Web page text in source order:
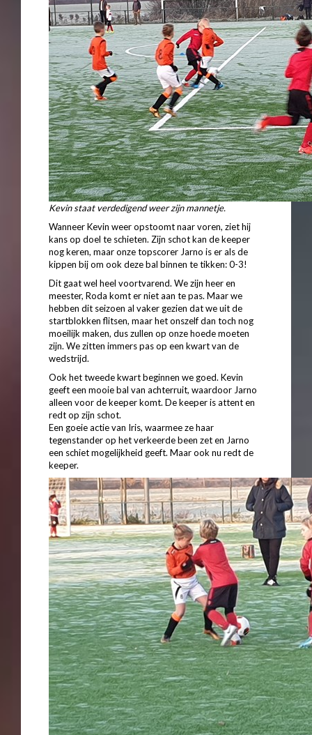
Kevin staat verdedigend weer zijn mannetje.
Wanneer Kevin weer opstoomt naar voren, ziet hij
kans op doel te schieten. Zijn schot kan de keeper
nog keren, maar onze topscorer Jarno is er als de
kippen bij om ook deze bal binnen te tikken: 0-3!
Dit gaat wel heel voortvarend. We zijn heer en
meester, Roda komt er niet aan te pas. Maar we
hebben dit seizoen al vaker gezien dat we uit de
startblokken flitsen, maar het onszelf dan toch nog
moeilijk maken, dus zullen op onze hoede moeten
zijn. We zitten immers pas op een kwart van de
wedstrijd.
Ook het tweede kwart beginnen we goed. Kevin
geeft een mooie bal van achterruit, waardoor Jarno
alleen voor de keeper komt. De keeper is attent en
redt op zijn schot.
Een goeie actie van Iris, waarmee ze haar
tegenstander op het verkeerde been zet en Jarno
een schiet mogelijkheid geeft. Maar ook nu redt de
keeper.